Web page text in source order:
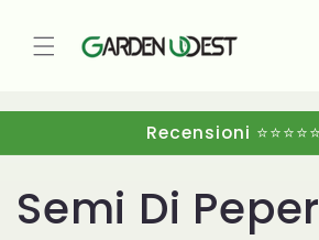
ai contenuti
Recensioni ⭐⭐⭐⭐⭐
C
Semi Di